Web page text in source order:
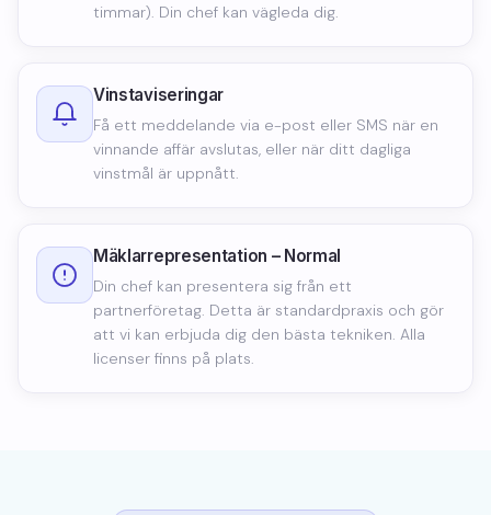
timmar). Din chef kan vägleda dig.
Vinstaviseringar
Få ett meddelande via e-post eller SMS när en
vinnande affär avslutas, eller när ditt dagliga
vinstmål är uppnått.
Mäklarrepresentation – Normal
Din chef kan presentera sig från ett
partnerföretag. Detta är standardpraxis och gör
att vi kan erbjuda dig den bästa tekniken. Alla
licenser finns på plats.